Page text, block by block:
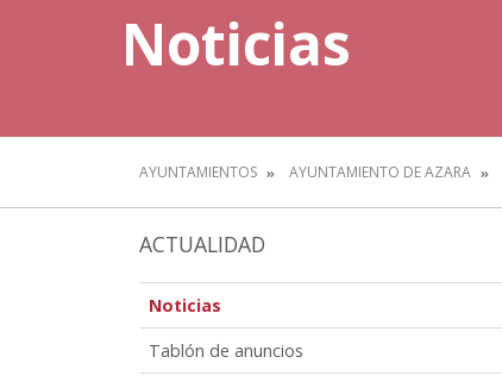
Noticias
AYUNTAMIENTOS AYUNTAMIENTO DE AZARA
ACTUALIDAD
Noticias
Tablón de anuncios